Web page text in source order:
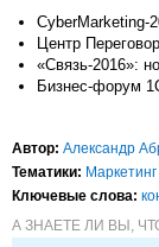
CyberMarketing-
Центр
«Связь-2016»:
Бизнес-форум
Автор: Александр
Тематики: Маркетинг
Ключевые слова:
А ЗНАЕТЕ ЛИ ВЫ,